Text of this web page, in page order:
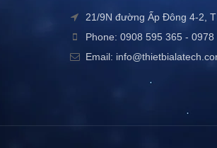
21/9N đường Ấp Đông 4-2,
Phone: 0908 595 365 -
Email: